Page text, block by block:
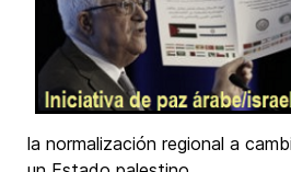
la normalización regional a